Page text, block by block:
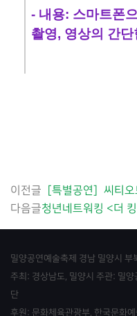
- 내용: 스마트폰
촬영, 영상의 간
이전글 ［특별공연］씨티
다음글청년네트워킹 <더
밀양공연예술축제 경남 밀양시
주최: 경상남도, 밀양시 주관: 밀
단
후원: 문화체육관광부, 한국문화